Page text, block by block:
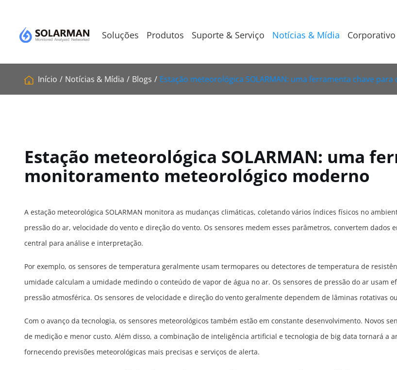
Soluções Produtos Suporte & Serviço Notícias & Mídia Corporativo
Início Notícias & Mídia Blogs Estação meteorológica SOLARMAN: uma ferramenta chave
Estação meteorológica SOLARMAN: uma
monitoramento meteorológico moderno
A estação meteorológica SOLARMAN monitora as mudanças climáticas, coletando vários índices físicos no
pressão do ar, velocidade do vento e direção do vento. Os sensores medem esses parâmetros, convertem
central para análise e interpretação.
Por exemplo, os sensores de temperatura geralmente usam termopares ou detectores de temperatura de
umidade calculam a umidade medindo o conteúdo de vapor de água no ar. Os sensores de pressão do ar
pressão atmosférica. Os sensores de velocidade e direção do vento geralmente dependem de lâminas rotativas
Com o avanço da tecnologia, os sensores meteorológicos também estão em constante desenvolvimento. Novos
de medição e menor custo. Além disso, a combinação de inteligência artificial e tecnologia de big data tornará a
fornecendo previsões meteorológicas mais precisas e serviços de alerta.